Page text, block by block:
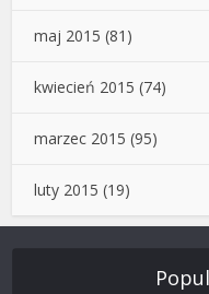
maj 2015 (81)
kwiecień 2015 (74)
marzec 2015 (95)
luty 2015 (19)